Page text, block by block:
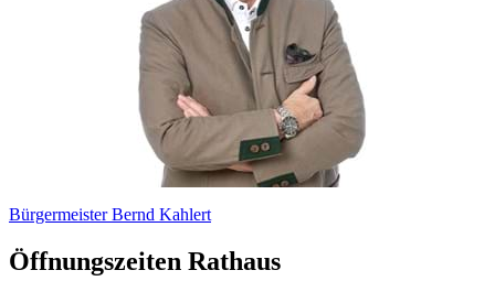
Bürgermeister Bernd Kahlert
Öffnungszeiten Rathaus